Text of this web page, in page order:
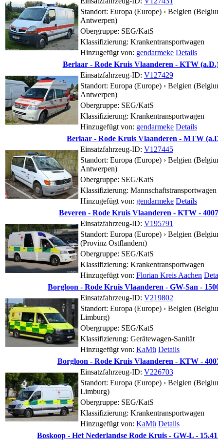
Standort: Europa (Europe) › Belgien
Antwerpen)
Obergruppe: SEG/KatS
Klassifizierung: Krankentransportwagen
Hinzugefügt von: gendarmeke Details
Berlaar - Rode Kruis Vlaanderen - KTW
Einsatzfahrzeug-ID: V127429
Standort: Europa (Europe) › Belgien
Antwerpen)
Obergruppe: SEG/KatS
Klassifizierung: Krankentransportwagen
Hinzugefügt von: gendarmeke Details
Berlaar - Rode Kruis Vlaanderen - MTW
Einsatzfahrzeug-ID: V127445
Standort: Europa (Europe) › Belgien
Antwerpen)
Obergruppe: SEG/KatS
Klassifizierung: Mannschaftstransportwagen
Hinzugefügt von: gendarmeke Details
Beveren - Rode Kruis Vlaanderen - KTW -
Einsatzfahrzeug-ID: V195791
Standort: Europa (Europe) › Belgien
(Provinz Ostflandern)
Obergruppe: SEG/KatS
Klassifizierung: Krankentransportwagen
Hinzugefügt von: Florian Kreis Aachen
Borgloon - Rode Kruis Vlaanderen - GW-San -
Einsatzfahrzeug-ID: V219802
Standort: Europa (Europe) › Belgien
Limburg)
Obergruppe: SEG/KatS
Klassifizierung: Gerätewagen-Sanität
Hinzugefügt von: KaMü Details
Borgloon - Rode Kruis Vlaanderen - KTW -
Einsatzfahrzeug-ID: V226703
Standort: Europa (Europe) › Belgien
Limburg)
Obergruppe: SEG/KatS
Klassifizierung: Krankentransportwagen
Hinzugefügt von: KaMü Details
Boskoop - Het Nederlandse Rode Kruis - GW-L -